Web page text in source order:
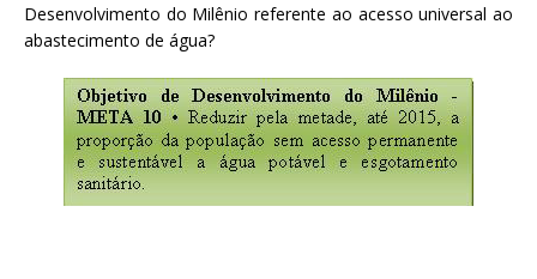
Desenvolvimento do Milênio referente ao acesso universal ao
abastecimento de água?